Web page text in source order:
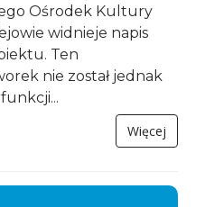
Ośrodek Kultury
widnieje napis
Ten
nie został jednak
Więcej